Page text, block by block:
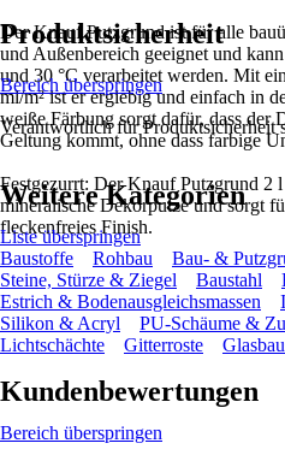
Der Knauf Putzgrund ist für alle
und Außenbereich geeignet und
und 30 °C verarbeitet werden. Mit
ml/m² ist er ergiebig und einfach in
weiße Färbung sorgt dafür, dass der
Geltung kommt, ohne dass farbige
Festgezurrt: Der Knauf Putzgrund 2
mineralische Dekorputze und sorgt
fleckenfreies Finish.
Produktsicherheit
Bereich überspringen
Verantwortlich für Produktsicherheit
Weitere Kategorien
Liste überspringen
Baustoffe
Rohbau
Bau- &
Steine, Stürze & Ziegel
Baustahl
Estrich & Bodenausgleichsmassen
Silikon & Acryl
PU-Schäume &
Lichtschächte
Gitterroste
Kundenbewertungen
Bereich überspringen